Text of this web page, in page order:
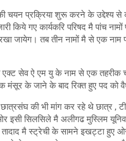
चयन प्रक्रिया शुरू करने के उद्देश्य
किये गए कार्यकरि परिषद मै पांच
जायेग। तब तीन नामों मै से एक नाम पर
सेव ऐ एम यु के नाम से एक तहरीक
मंसूर के जाने के बाद रिक्त हुए पद को
की भी मांग कर रहे थे छात्र ,
सिलसिले मै अलीगढ मुस्लिम
मै स्ट्रेची के सामने इखट्टा हुए